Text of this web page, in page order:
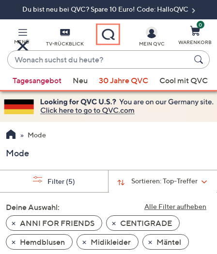
Du bist neu bei QVC? Spare 10 Euro! Code: HalloQVC
MENÜ TV-RÜCKBLICK
Wonach
suchst
du
heute?
Vorschläge
verfügbar
sind,
verwenden
Sie
Pfeiltasten
nach
und
nach
unten
oder
wischen
Sie
MEIN QVC
0
WARENKORB
Tagesangebot Neu 30 Jahre QVC Cool mit QVC
Mode
Mode
Sortieren:Top-Treffer
Filter (5)
Alle Filter aufheben
Deine Auswahl:
ANNI FOR FRIENDS
CENTIGRADE
Hemdblusen
Midikleider Mäntel